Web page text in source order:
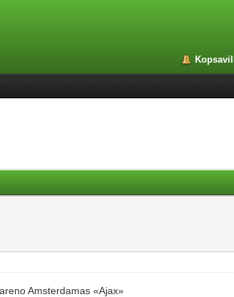
Amsterdamas «Ajax»